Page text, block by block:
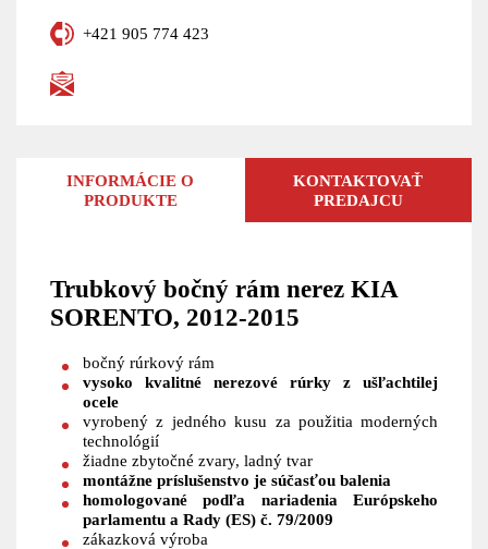
+421 905 774 423
INFORMÁCIE O
PRODUKTE
KONTAKTOVAŤ
PREDAJCU
Trubkový bočný rám nerez KIA
SORENTO, 2012-2015
bočný rúrkový rám
vysoko kvalitné nerezové rúrky z ušľachtilej
ocele
vyrobený z jedného kusu za použitia moderných
technológií
žiadne zbytočné zvary, ladný tvar
montážne príslušenstvo je súčasťou balenia
homologované podľa nariadenia Európskeho
parlamentu a Rady (ES) č. 79/2009
zákazková výroba